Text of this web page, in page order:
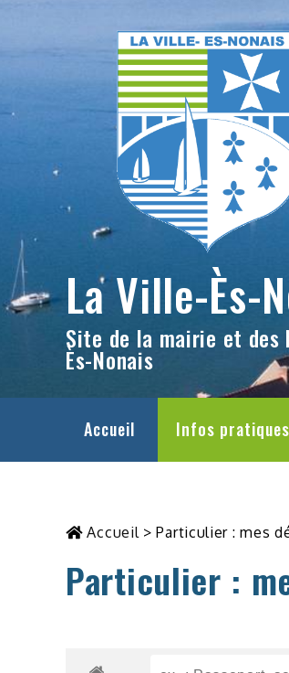
La Ville-Ès-
Site de la mairie et
Ès-Nonais
Accueil Infos pratiques
Accueil >Particulier : mes
Particulier :